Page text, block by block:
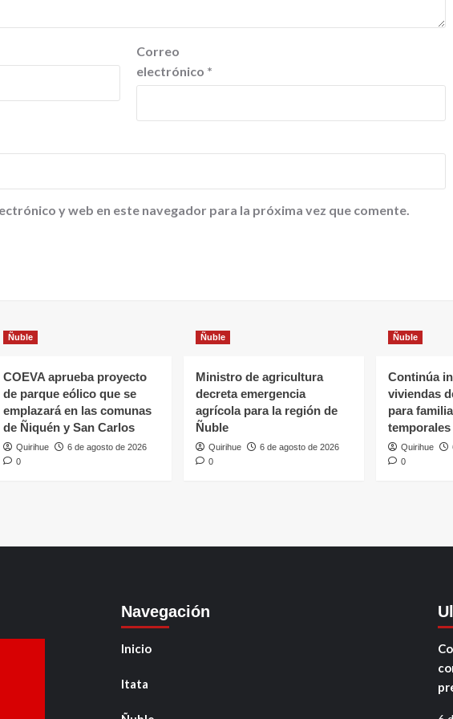
Correo
electrónico *
y web en este navegador para la próxima vez que comente.
Ñuble
COEVA aprueba proyecto
de parque eólico que se
emplazará en las comunas
de Ñiquén y San Carlos
Quirihue
6 de agosto de 2026
0
Ñuble
Ministro de agricultura
decreta emergencia
agrícola para la región de
Ñuble
Quirihue
6 de agosto de 2026
0
Ñuble
Continúa
viviendas
para
temporales
Quirihue
0
Navegación
Inicio
Itata